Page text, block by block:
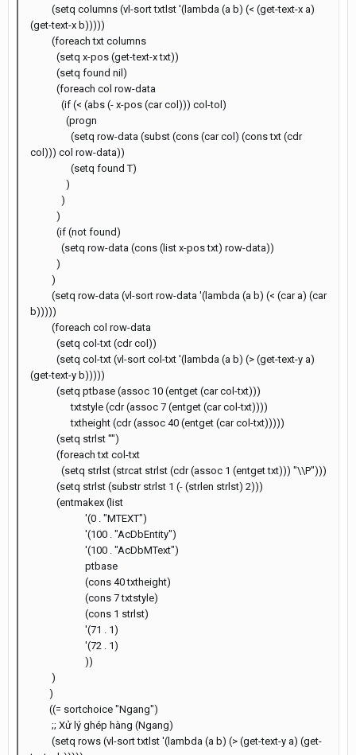
(setq columns (vl-sort txtlst '(lambda (a b) (< (get-text-x a)
(get-text-x b)))))
(foreach txt columns
(setq x-pos (get-text-x txt))
(setq found nil)
(foreach col row-data
(if (< (abs (- x-pos (car col))) col-tol)
(progn
(setq row-data (subst (cons (car col) (cons txt (cdr
col))) col row-data))
(setq found T)
)
)
)
(if (not found)
(setq row-data (cons (list x-pos txt) row-data))
)
)
(setq row-data (vl-sort row-data '(lambda (a b) (< (car a) (car
b)))))
(foreach col row-data
(setq col-txt (cdr col))
(setq col-txt (vl-sort col-txt '(lambda (a b) (> (get-text-y a)
(get-text-y b)))))
(setq ptbase (assoc 10 (entget (car col-txt)))
txtstyle (cdr (assoc 7 (entget (car col-txt))))
txtheight (cdr (assoc 40 (entget (car col-txt)))))
(setq strlst "")
(foreach txt col-txt
(setq strlst (strcat strlst (cdr (assoc 1 (entget txt))) "\\P")))
(setq strlst (substr strlst 1 (- (strlen strlst) 2)))
(entmakex (list
'(0 . "MTEXT")
'(100 . "AcDbEntity")
'(100 . "AcDbMText")
ptbase
(cons 40 txtheight)
(cons 7 txtstyle)
(cons 1 strlst)
'(71 . 1)
'(72 . 1)
))
)
)
((= sortchoice "Ngang")
;; Xử lý ghép hàng (Ngang)
(setq rows (vl-sort txtlst '(lambda (a b) (> (get-text-y a) (get-